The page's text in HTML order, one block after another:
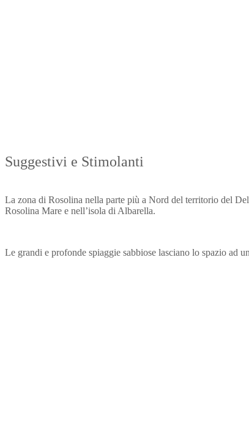
Suggestivi e Stimolanti
La zona di Rosolina nella parte più a Nord del territorio del
Rosolina Mare e nell’isola di Albarella.
Le grandi e profonde spiaggie sabbiose lasciano lo spazio ad